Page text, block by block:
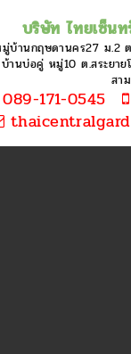
บริษัท ไทยเซ็น
บ้านกฤษดานคร27 ม.2
านบ่อคู่ หมู่10 ต.สระยา
สา
089-171-0545